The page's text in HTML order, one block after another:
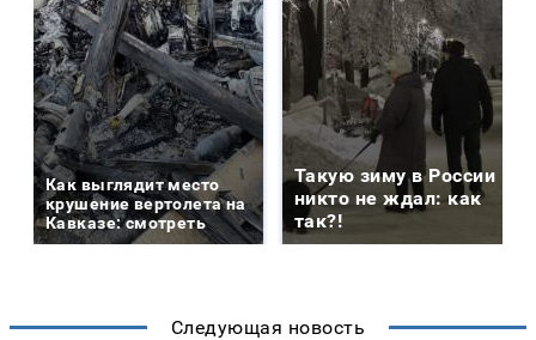
Как выглядит место
крушение вертолета на
Кавказе: смотреть
Такую зиму в России
никто не ждал: как
так?!
Следующая новость